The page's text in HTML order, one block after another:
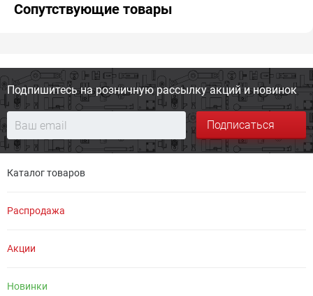
Сопутствующие товары
Подпишитесь на розничную рассылку акций и новинок
Подписаться
Каталог товаров
Распродажа
Акции
Новинки